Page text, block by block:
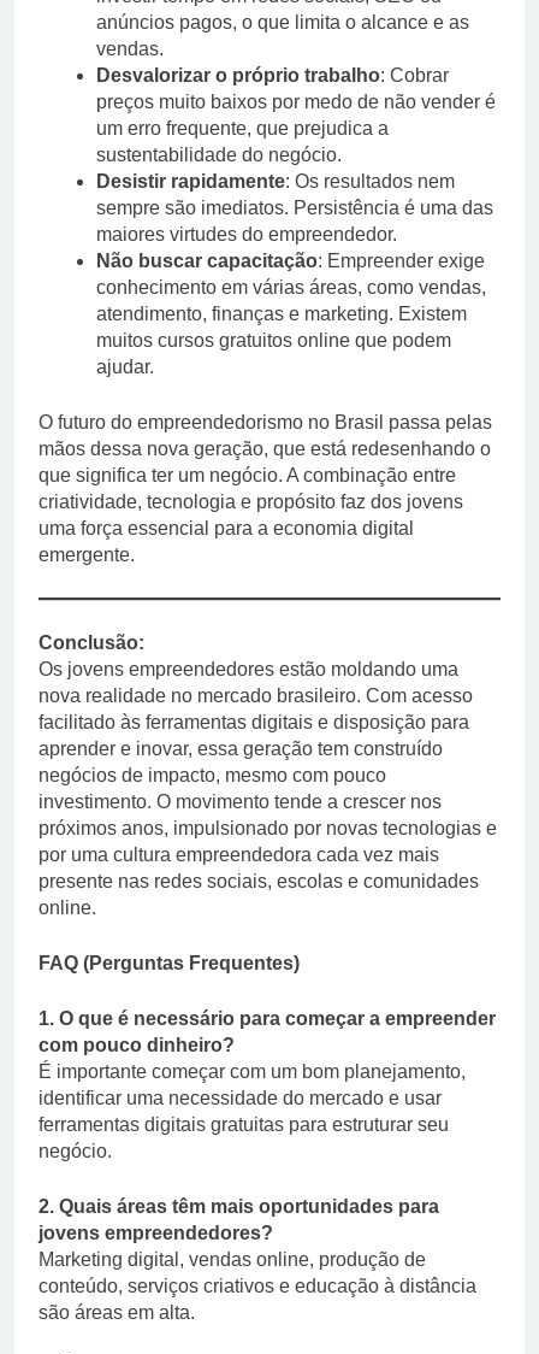
anúncios pagos, o que limita o alcance e as
vendas.
Desvalorizar o próprio trabalho: Cobrar
preços muito baixos por medo de não vender é
um erro frequente, que prejudica a
sustentabilidade do negócio.
Desistir rapidamente: Os resultados nem
sempre são imediatos. Persistência é uma das
maiores virtudes do empreendedor.
Não buscar capacitação: Empreender exige
conhecimento em várias áreas, como vendas,
atendimento, finanças e marketing. Existem
muitos cursos gratuitos online que podem
ajudar.
O futuro do empreendedorismo no Brasil passa pelas
mãos dessa nova geração, que está redesenhando o
que significa ter um negócio. A combinação entre
criatividade, tecnologia e propósito faz dos jovens
uma força essencial para a economia digital
emergente.
Conclusão:
Os jovens empreendedores estão moldando uma
nova realidade no mercado brasileiro. Com acesso
facilitado às ferramentas digitais e disposição para
aprender e inovar, essa geração tem construído
negócios de impacto, mesmo com pouco
investimento. O movimento tende a crescer nos
próximos anos, impulsionado por novas tecnologias e
por uma cultura empreendedora cada vez mais
presente nas redes sociais, escolas e comunidades
online.
FAQ (Perguntas Frequentes)
1. O que é necessário para começar a empreender
com pouco dinheiro?
É importante começar com um bom planejamento,
identificar uma necessidade do mercado e usar
ferramentas digitais gratuitas para estruturar seu
negócio.
2. Quais áreas têm mais oportunidades para
jovens empreendedores?
Marketing digital, vendas online, produção de
conteúdo, serviços criativos e educação à distância
são áreas em alta.